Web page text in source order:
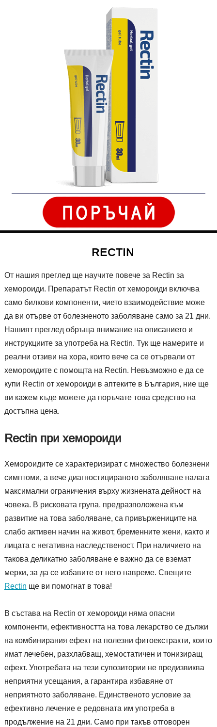
RECTIN
От нашия преглед ще научите повече за Rectin за
хемороиди. Препаратът Rectin от хемороиди включва
само билкови компоненти, чието взаимодействие може
да ви отърве от болезненото заболяване само за 21 дни.
Нашият преглед обръща внимание на описанието и
инструкциите за употреба на Rectin. Тук ще намерите и
реални отзиви на хора, които вече са се отървали от
хемороидите с помощта на Rectin. Невъзможно е да се
купи Rectin от хемороиди в аптеките в България, ние ще
ви кажем къде можете да поръчате това средство на
достъпна цена.
Rectin при хемороиди
Хемороидите се характеризират с множество болезнени
симптоми, а вече диагностицираното заболяване налага
максимални ограничения върху жизнената дейност на
човека. В рисковата група, предразположена към
развитие на това заболяване, са привържениците на
слабо активен начин на живот, бременните жени, както и
лицата с негативна наследственост. При наличието на
такова деликатно заболяване е важно да се вземат
мерки, за да се избавите от него навреме. Свещите
Rectin ще ви помогнат в това!
В състава на Rectin от хемороиди няма опасни
компоненти, ефективността на това лекарство се дължи
на комбинирания ефект на полезни фитоекстракти, които
имат лечебен, разхлабващ, хемостатичен и тонизиращ
ефект. Употребата на тези супозитории не предизвиква
неприятни усещания, а гарантира избавяне от
неприятното заболяване. Единственото условие за
ефективно лечение е редовната им употреба в
продължение на 21 дни. Само при такъв отговорен